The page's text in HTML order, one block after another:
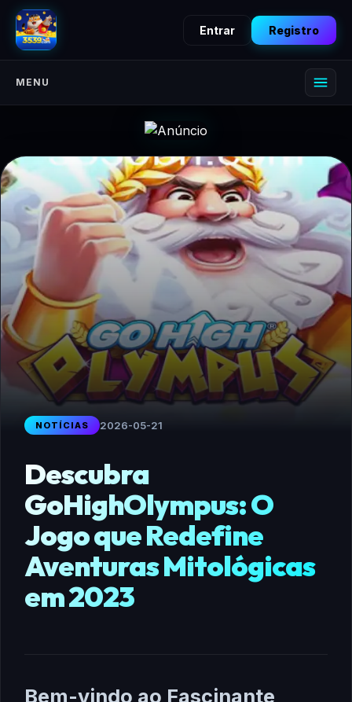
Entrar Registro
MENU
NOTÍCIAS 2026-05-21
Descubra
GoHighOlympus: O
Jogo que Redefine
Aventuras Mitológicas
em 2023
Bem-vindo ao Fascinante